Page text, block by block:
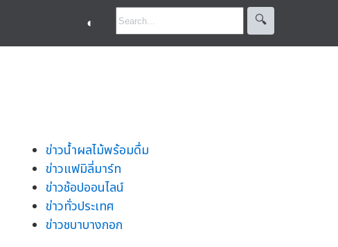
◐ 🔍︎
ข่าวน้ำผลไม้พร้อมดื่ม
ข่าวแฟมิลี่มาร์ท
ข่าวช้อปออนไลน์
ข่าวทั่วประเทศ
ข่าวชบาบางกอก